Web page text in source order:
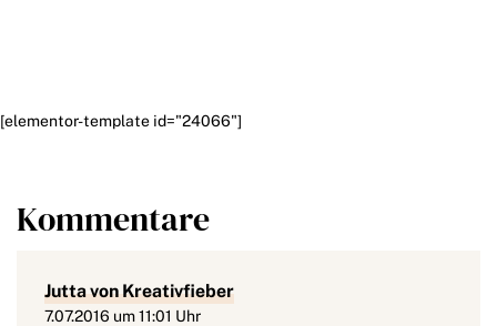
[elementor-template id="24066"]
Kommentare
Jutta von Kreativfieber
7.07.2016 um 11:01 Uhr